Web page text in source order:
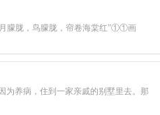
轰然倒塌……
孤独的心，去看一场关
望，也是对寂寞的审判。
的凡尘中，却找不到属于
一个独单的人，拥有着一
朦胧，鸟朦胧，帘卷海棠红”①①画
为养病，住到一家亲戚的别墅里去。那